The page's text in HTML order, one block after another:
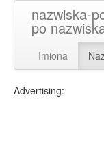
nazwiska-
po
Imiona
Advertising: